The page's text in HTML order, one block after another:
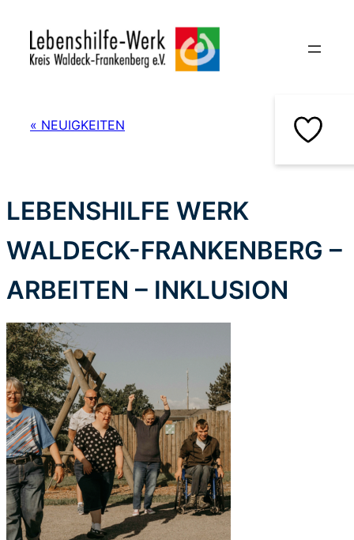
Inhalt
springen
« NEUIGKEITEN
LEBENSHILFE WERK
WALDECK-FRANKENBERG –
ARBEITEN – INKLUSION